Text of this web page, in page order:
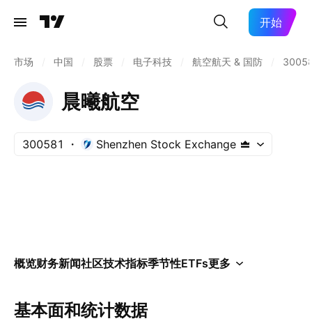
开始
市场 中国 股票 电子科技 航空航天 & 国防
晨曦航空
300581 Shenzhen Stock Exchange
概览财务新闻社区技术指标季节性ETFs更多
基本面和统计数据